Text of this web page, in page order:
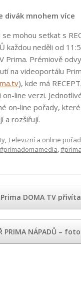
divák mnohem více
mohou setkat s
každou neděli od
Prima. Prémiově
na videoportálu
), kde má
on-line verzi.
on-line pořady,
a rozšiřují.
Televizní a online
#primadomamedia
Prima DOMA TV
PRIMA NÁPADŮ –